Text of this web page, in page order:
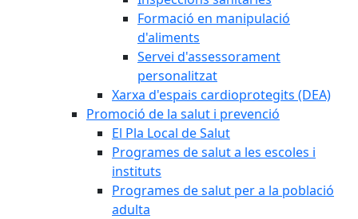
Formació en manipulació
d'aliments
Servei d'assessorament
personalitzat
Xarxa d'espais cardioprotegits (DEA)
Promoció de la salut i prevenció
El Pla Local de Salut
Programes de salut a les escoles i
instituts
Programes de salut per a la població
adulta